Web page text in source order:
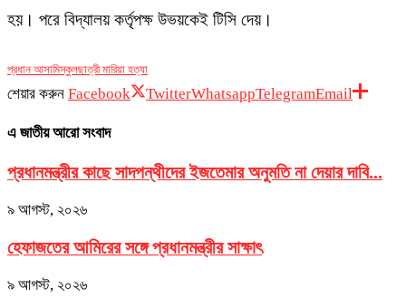
হয়। পরে বিদ্যালয় কর্তৃপক্ষ উভয়কেই টিসি দেয়।
প্রধান আসামিস্কুলছাত্রী মারিয়া হত্যা
শেয়ার করুন Facebook TwitterWhatsappTelegramEmail
এ জাতীয় আরো সংবাদ
প্রধানমন্ত্রীর কাছে সাদপন্থীদের ইজতেমার অনুমতি না দেয়ার দাবি...
৯ আগস্ট, ২০২৬
হেফাজতের আমিরের সঙ্গে প্রধানমন্ত্রীর সাক্ষাৎ
৯ আগস্ট, ২০২৬